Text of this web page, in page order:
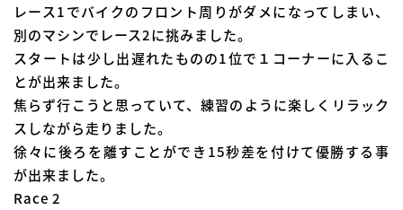
レース1でバイクのフロント周りがダメになってしまい、
別のマシンでレース2に挑みました。
スタートは少し出遅れたものの1位で１コーナーに入るこ
とが出来ました。
焦らず行こうと思っていて、練習のように楽しくリラック
スしながら走りました。
徐々に後ろを離すことができ15秒差を付けて優勝する事
が出来ました。
Race 2